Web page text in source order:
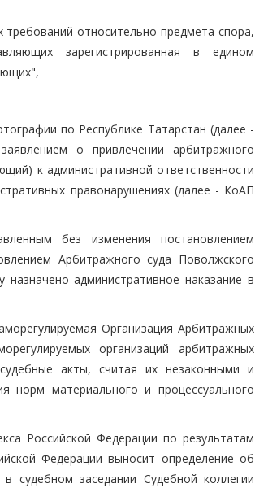
относительно предмета спора,
зарегистрированная в едином
по Республике Татарстан (далее -
о привлечении арбитражного
к административной ответственности
правонарушениях (далее - КоАП
без изменения постановлением
Арбитражного суда Поволжского
административное наказание в
Организация Арбитражных
организаций арбитражных
акты, считая их незаконными и
норм материального и процессуального
Российской Федерации по результатам
Федерации выносит определение об
судебном заседании Судебной коллегии